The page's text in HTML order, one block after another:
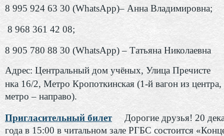
8 995 924 63 30 (WhatsApp)– Анна Владимировна;
8 968 361 42 08;
8 905 780 88 30 (WhatsApp) – Татьяна Николаевна
Адрес: Центральный дом учёных, Улица Пречисте
нка 16/2, Метро Кропоткинская (1-й вагон из
метро – направо).
Пригласительный билет
Дорогие друзья! 20
года в 15:00 в читальном зале РГБС состоится